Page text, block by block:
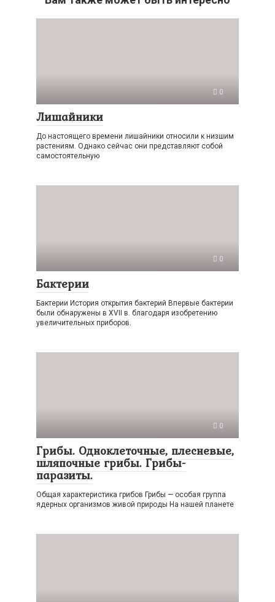
0
Лишайники
До настоящего времени лишайники относили к низшим
растениям. Однако сейчас они представляют собой
самостоятельную
0
Бактерии
Бактерии История открытия бактерий Впервые бактерии
были обнаружены в XVII в. благодаря изобретению
увеличительных приборов.
0
Грибы. Одноклеточные, плесневые,
шляпочные грибы. Грибы-
паразиты.
Общая характеристика грибов Грибы — особая группа
ядерных организмов живой природы На нашей планете